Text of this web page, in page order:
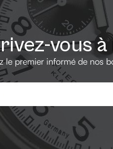
vous
le premier informé de nos